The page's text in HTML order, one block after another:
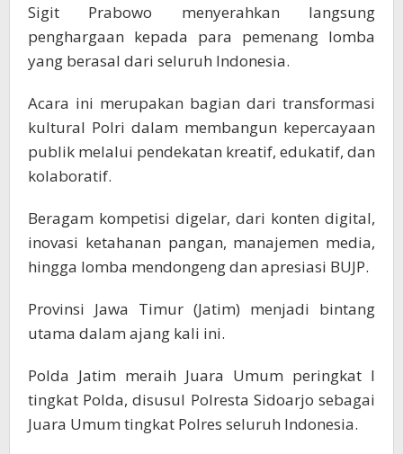
Sigit Prabowo menyerahkan langsung
penghargaan kepada para pemenang lomba
yang berasal dari seluruh Indonesia.
Acara ini merupakan bagian dari transformasi
kultural Polri dalam membangun kepercayaan
publik melalui pendekatan kreatif, edukatif, dan
kolaboratif.
Beragam kompetisi digelar, dari konten digital,
inovasi ketahanan pangan, manajemen media,
hingga lomba mendongeng dan apresiasi BUJP.
Provinsi Jawa Timur (Jatim) menjadi bintang
utama dalam ajang kali ini.
Polda Jatim meraih Juara Umum peringkat I
tingkat Polda, disusul Polresta Sidoarjo sebagai
Juara Umum tingkat Polres seluruh Indonesia.